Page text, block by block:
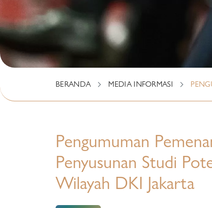
BERANDA MEDIA INFORMASI
Pengumuman
Penyusunan Studi
Wilayah DKI Jakarta